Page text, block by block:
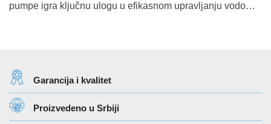
pumpe igra ključnu ulogu u efikasnom upravljanju vodom.
Garancija i kvalitet
Proizvedeno u Srbiji